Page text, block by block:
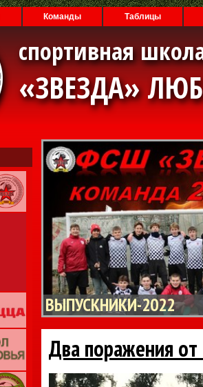
Команды Таблицы
спортивная
«ЗВЕЗДА»
ВЫПУСКНИКИ-2022
Два поражения от